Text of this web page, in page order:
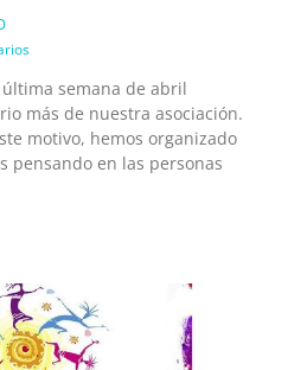
semana de abril
más de nuestra asociación.
motivo, hemos organizado
pensando en las personas